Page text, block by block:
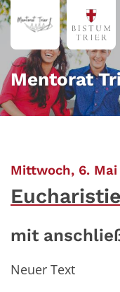
Zum Inhalt springen
Mentorat
Mittwoch, 6.
mit
Neuer Text